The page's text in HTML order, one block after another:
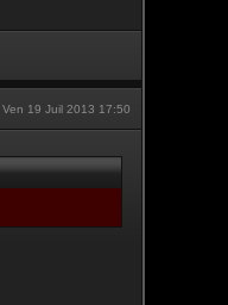
Ven 19 Juil 2013 17:50